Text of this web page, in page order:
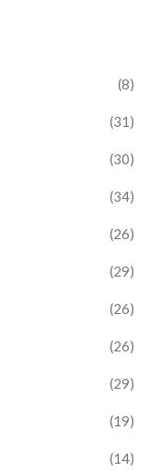
(8)
(31)
(30)
(34)
(26)
(29)
(26)
(26)
(29)
(19)
(14)